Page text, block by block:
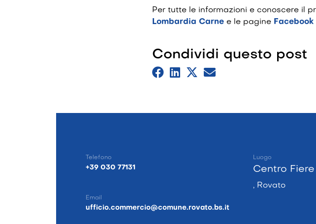
Per tutte le informazioni e conoscere il
Lombardia Carne e le pagine Facebook
Condividi questo post
Telefono
+39 030 77131
Email
ufficio.commercio@comune.rovato.bs.it
Luogo
Centro
, Rovato